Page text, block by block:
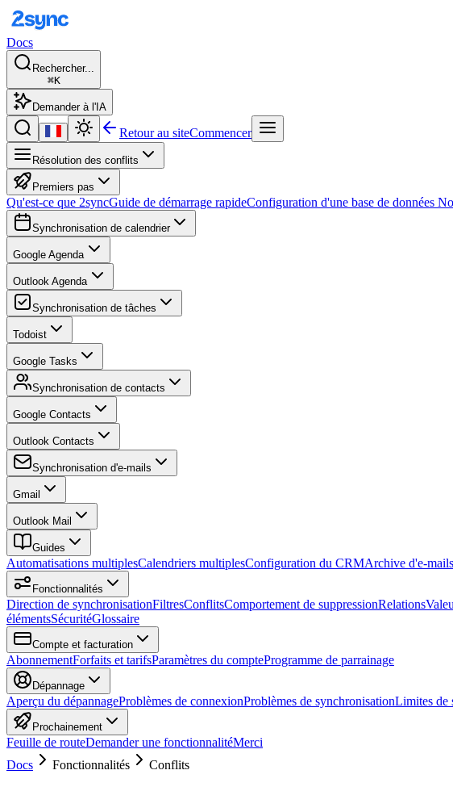
Docs
Rechercher...
⌘K
Demander à l'IA
Retour au siteCommencer
Résolution des conflits
Premiers pas
Qu'est-ce que 2syncGuide de démarrage rapideConfiguration d'une base de données
Synchronisation de calendrier
Google Agenda
Outlook Agenda
Synchronisation de tâches
Todoist
Google Tasks
Synchronisation de contacts
Google Contacts
Outlook Contacts
Synchronisation d'e-mails
Gmail
Outlook Mail
Guides
Automatisations multiplesCalendriers multiplesConfiguration du CRMArchive d'e-mails
Fonctionnalités
Direction de synchronisationFiltresConflitsComportement de suppressionRelations
élémentsSécuritéGlossaire
Compte et facturation
AbonnementForfaits et tarifsParamètres du compteProgramme de parrainage
Dépannage
Aperçu du dépannageProblèmes de connexionProblèmes de synchronisationLimites de
Prochainement
Feuille de routeDemander une fonctionnalitéMerci
Docs
Fonctionnalités Conflits